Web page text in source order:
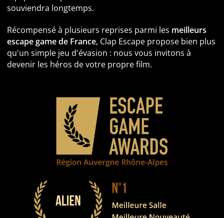
souviendra longtemps.
Récompensé à plusieurs reprises parmi les meilleurs
escape game de France, Clap Escape propose bien plus
qu'un simple jeu d'évasion : nous vous invitons à
devenir les héros de votre propre film.